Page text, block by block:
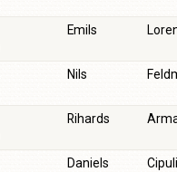
Emils
Nils
Rihards
Daniels